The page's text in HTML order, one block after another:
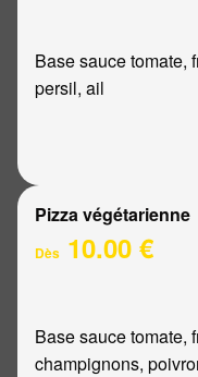
Base sauce tomate,
persil, ail
Pizza végétarienne
Dès 10.00 €
Base sauce tomate,
champignons,